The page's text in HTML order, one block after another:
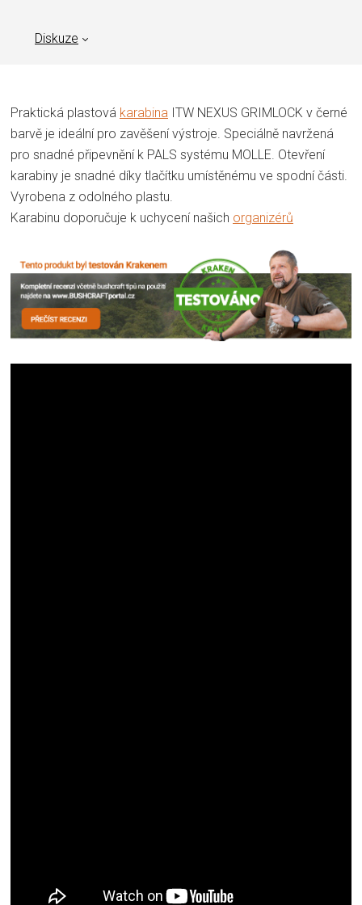
Diskuze
Praktická plastová karabina ITW NEXUS GRIMLOCK v černé
barvě je ideální pro zavěšení výstroje. Speciálně navržená
pro snadné připevnění k PALS systému MOLLE. Otevření
karabiny je snadné díky tlačítku umístěnému ve spodní části.
Vyrobena z odolného plastu.
Karabinu doporučuje k uchycení našich organizérů